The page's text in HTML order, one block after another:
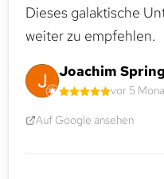
Dieses galaktische
weiter zu empfehlen.
Joachim
vor 5
Auf Google ansehen